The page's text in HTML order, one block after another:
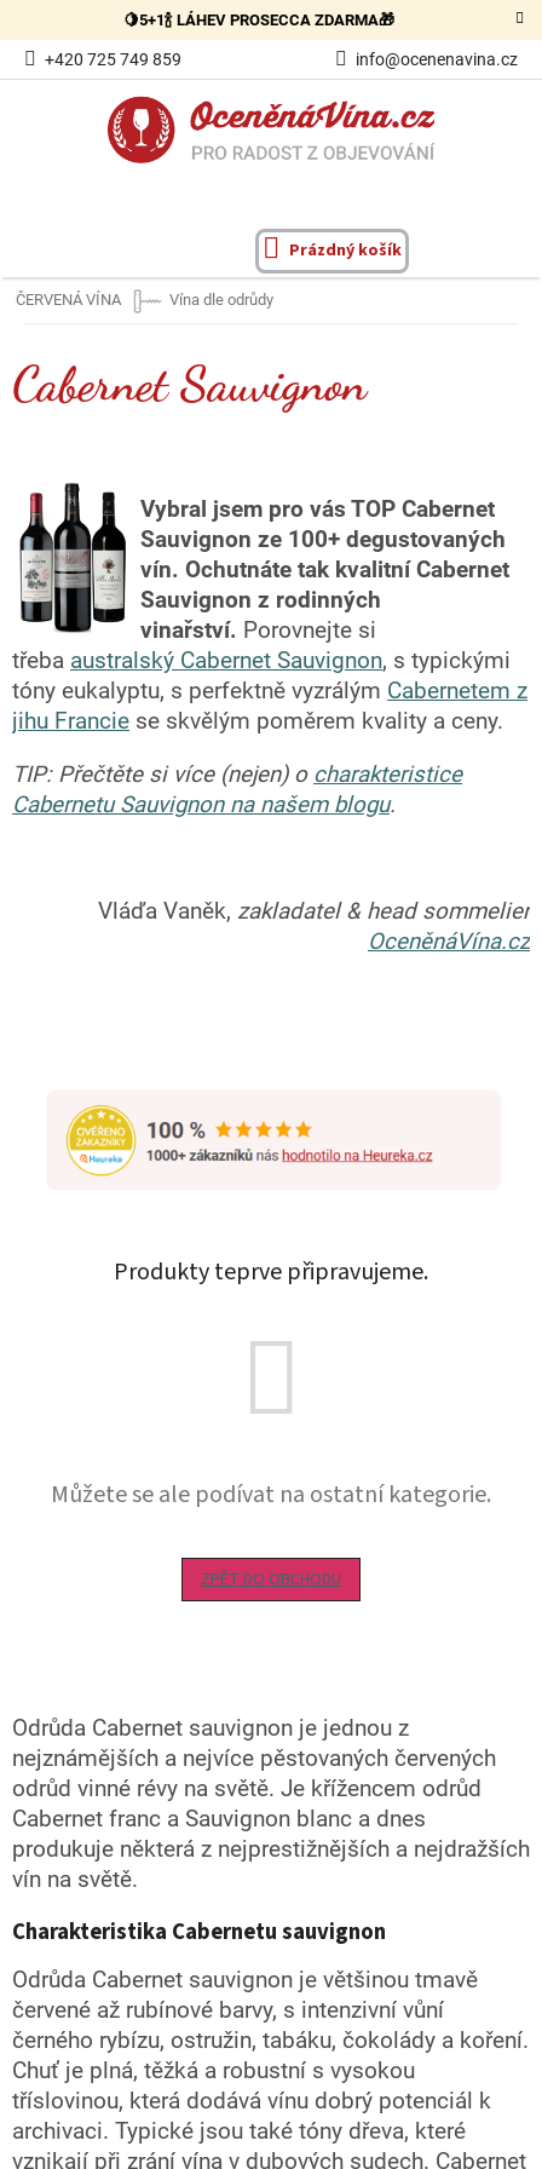
obsah
🍋5+1🍾 LÁHEV PROSECCA ZDARMA🎁
+420 725 749 859 info@ocenenavina.cz
NÁKUPNÍ
Prázdný košík
ČERVENÁ VÍNA Vína dle odrůdy
Cabernet Sauvignon
Vybral jsem pro vás TOP Cabernet
Sauvignon ze 100+ degustovaných
vín. Ochutnáte tak kvalitní Cabernet
Sauvignon z rodinných
vinařství. Porovnejte si
třeba australský Cabernet Sauvignon, s typickými
tóny eukalyptu, s perfektně vyzrálým Cabernetem z
jihu Francie se skvělým poměrem kvality a ceny.
TIP: Přečtěte si více (nejen) o charakteristice
Cabernetu Sauvignon na našem blogu.
Vláďa Vaněk, zakladatel & head sommelier
OceněnáVína.cz
Produkty teprve připravujeme.
Můžete se ale podívat na ostatní kategorie.
ZPĚT DO OBCHODU
Odrůda Cabernet sauvignon je jednou z
nejznámějších a nejvíce pěstovaných červených
odrůd vinné révy na světě. Je křížencem odrůd
Cabernet franc a Sauvignon blanc a dnes
produkuje některá z nejprestižnějších a nejdražších
vín na světě.
Charakteristika Cabernetu sauvignon
Odrůda Cabernet sauvignon je většinou tmavě
červené až rubínové barvy, s intenzivní vůní
černého rybízu, ostružin, tabáku, čokolády a koření.
Chuť je plná, těžká a robustní s vysokou
tříslovinou, která dodává vínu dobrý potenciál k
archivaci. Typické jsou také tóny dřeva, které
vznikají při zrání vína v dubových sudech. Cabernet